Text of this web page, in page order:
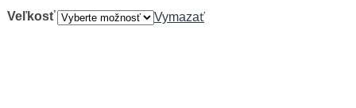
Veľkosť Vymazať